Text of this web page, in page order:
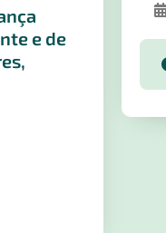
e de